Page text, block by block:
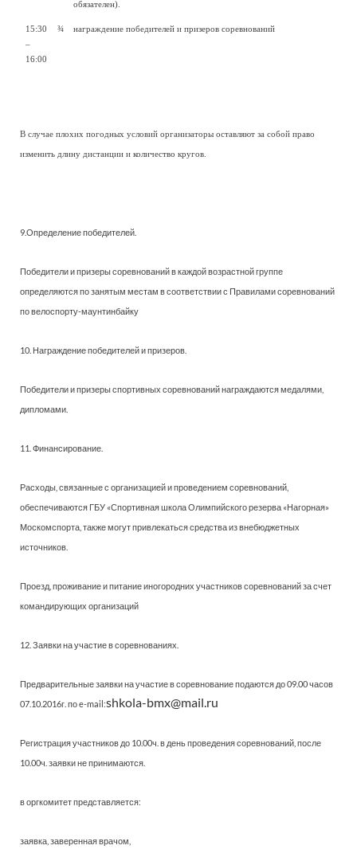
обязателен).
15:30
–
16:00
¾ награждение победителей и призеров соревнований
В случае плохих погодных условий организаторы оставляют за собой право
изменить длину дистанции и количество кругов.
9.Определение победителей.
Победители и призеры соревнований в каждой возрастной группе
определяются по занятым местам в соответствии с Правилами соревнований
по велоспорту-маунтинбайку
10. Награждение победителей и призеров.
Победители и призеры спортивных соревнований награждаются медалями,
дипломами.
11. Финансирование.
Расходы, связанные с организацией и проведением соревнований,
обеспечиваются ГБУ «Спортивная школа Олимпийского резерва «Нагорная»
Москомспорта, также могут привлекаться средства из внебюджетных
источников.
Проезд, проживание и питание иногородних участников соревнований за счет
командирующих организаций
12. Заявки на участие в соревнованиях.
Предварительные заявки на участие в соревнование подаются до 09.00 часов
07.10.2016г. по e-mail:shkola-bmx@mail.ru
Регистрация участников до 10.00ч. в день проведения соревнований, после
10.00ч. заявки не принимаются.
в оргкомитет представляется:
заявка, заверенная врачом,